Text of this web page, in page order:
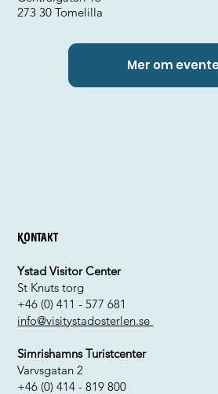
273 30 Tomelilla
Mer om
Kontakt
Ystad Visitor Center
St Knuts torg
+46 (0) 411 - 577 681
info@visitystadosterlen.se
Simrishamns Turistcenter
Varvsgatan 2
+46 (0) 414 - 819 800